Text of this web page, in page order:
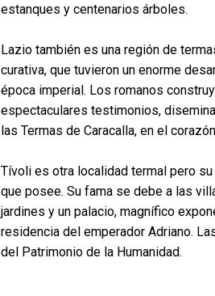
estanques y centenarios árboles.
Lazio también es una región de
curativa, que tuvieron un enorme
época imperial. Los romanos
espectaculares testimonios,
las Termas de Caracalla, en el
Tívoli es otra localidad termal pero
que posee. Su fama se debe a las
jardines y un palacio, magnífico
residencia del emperador Adriano.
del Patrimonio de la Humanidad.